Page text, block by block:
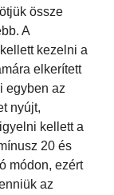
össze
A
kezelni a
elkerített
egyben az
nyújt,
kellett a
20 és
módon, ezért
az